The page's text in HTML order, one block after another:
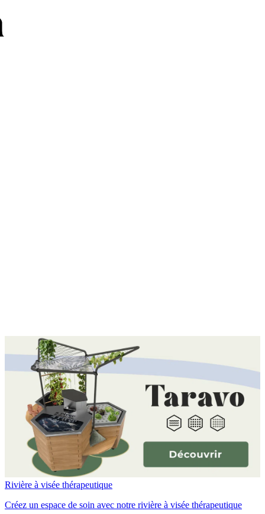
Rivière à visée thérapeutique
Créez un espace de soin avec notre rivière à visée thérapeutique